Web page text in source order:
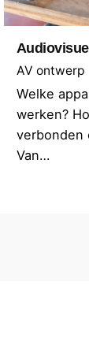
AV ontwerp
Welke
werken?
verbonden
Van…